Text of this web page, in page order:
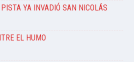
YA INVADIÓ SAN NICOLÁS
EL HUMO